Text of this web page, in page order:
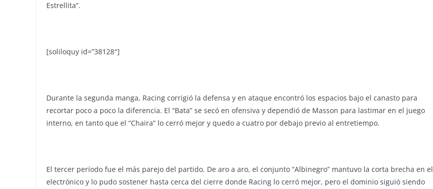
Estrellita”.
[soliloquy id=”38128″]
Durante la segunda manga, Racing corrigió la defensa y en ataque encontró los espacios bajo el canasto para
recortar poco a poco la diferencia. El “Bata” se secó en ofensiva y dependió de Masson para lastimar en el juego
interno, en tanto que el “Chaira” lo cerró mejor y quedo a cuatro por debajo previo al entretiempo.
El tercer período fue el más parejo del partido. De aro a aro, el conjunto “Albinegro” mantuvo la corta brecha en el
electrónico y lo pudo sostener hasta cerca del cierre donde Racing lo cerró mejor, pero el dominio siguió siendo